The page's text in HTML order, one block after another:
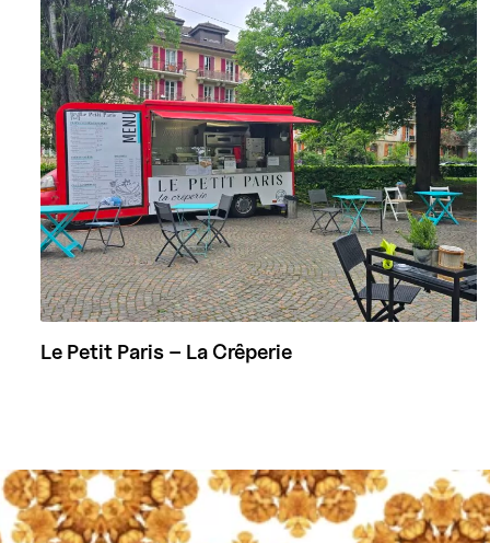
Le Petit Paris – La Crêperie